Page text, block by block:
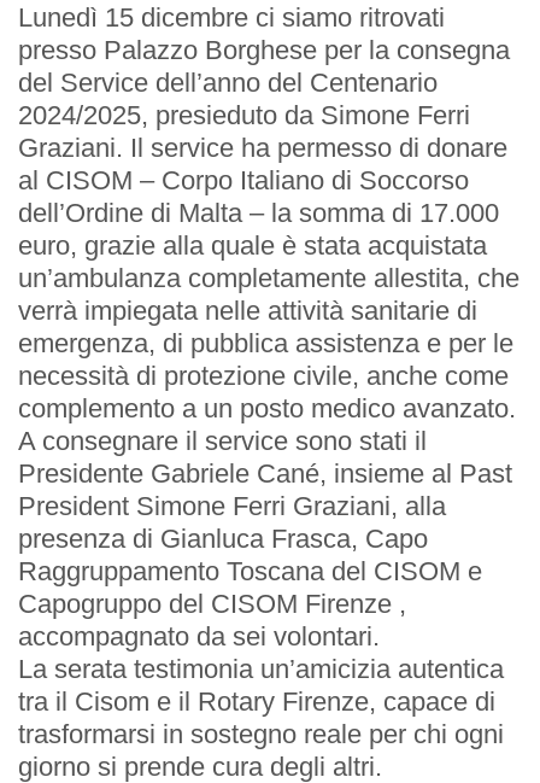
EVENTI
Prossimi Incontri
Serate Rotariane
Riunioni Distrettuali
INIZIATIVE
Service
Lunedì 15 dicembre ci siamo ritrovati
presso Palazzo Borghese per la consegna
del Service dell’anno del Centenario
2024/2025, presieduto da Simone Ferri
Graziani. Il service ha permesso di donare
al CISOM – Corpo Italiano di Soccorso
dell’Ordine di Malta – la somma di 17.000
euro, grazie alla quale è stata acquistata
un’ambulanza completamente allestita, che
verrà impiegata nelle attività sanitarie di
emergenza, di pubblica assistenza e per le
necessità di protezione civile, anche come
complemento a un posto medico avanzato.
A consegnare il service sono stati il
Presidente Gabriele Cané, insieme al Past
President Simone Ferri Graziani, alla
presenza di Gianluca Frasca, Capo
Raggruppamento Toscana del CISOM e
Capogruppo del CISOM Firenze ,
accompagnato da sei volontari.
La serata testimonia un’amicizia autentica
tra il Cisom e il Rotary Firenze, capace di
trasformarsi in sostegno reale per chi ogni
giorno si prende cura degli altri.